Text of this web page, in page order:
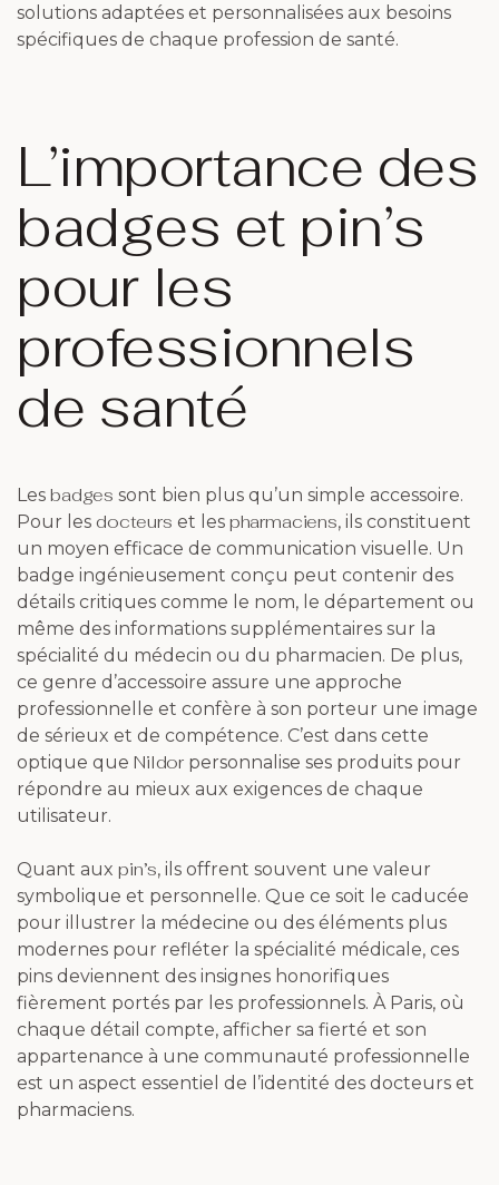
solutions adaptées et personnalisées aux besoins
spécifiques de chaque profession de santé.
L’importance des
badges et pin’s
pour les
professionnels
de santé
Les badges sont bien plus qu’un simple accessoire.
Pour les docteurs et les pharmaciens, ils constituent
un moyen efficace de communication visuelle. Un
badge ingénieusement conçu peut contenir des
détails critiques comme le nom, le département ou
même des informations supplémentaires sur la
spécialité du médecin ou du pharmacien. De plus,
ce genre d’accessoire assure une approche
professionnelle et confère à son porteur une image
de sérieux et de compétence. C’est dans cette
optique que Nildor personnalise ses produits pour
répondre au mieux aux exigences de chaque
utilisateur.
Quant aux pin’s, ils offrent souvent une valeur
symbolique et personnelle. Que ce soit le caducée
pour illustrer la médecine ou des éléments plus
modernes pour refléter la spécialité médicale, ces
pins deviennent des insignes honorifiques
fièrement portés par les professionnels. À Paris, où
chaque détail compte, afficher sa fierté et son
appartenance à une communauté professionnelle
est un aspect essentiel de l’identité des docteurs et
pharmaciens.